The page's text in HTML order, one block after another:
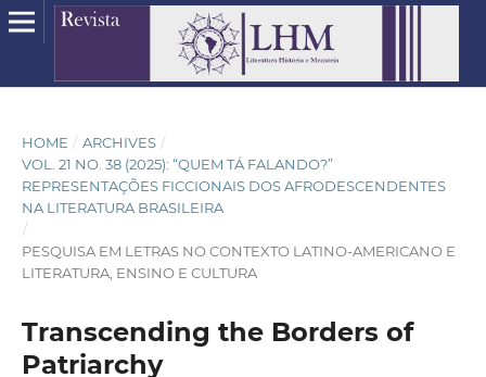
HOME / ARCHIVES /
VOL. 21 NO. 38 (2025): “QUEM TÁ FALANDO?”
REPRESENTAÇÕES FICCIONAIS DOS AFRODESCENDENTES
NA LITERATURA BRASILEIRA
/
PESQUISA EM LETRAS NO CONTEXTO LATINO-AMERICANO E
LITERATURA, ENSINO E CULTURA
Transcending the Borders of
Patriarchy